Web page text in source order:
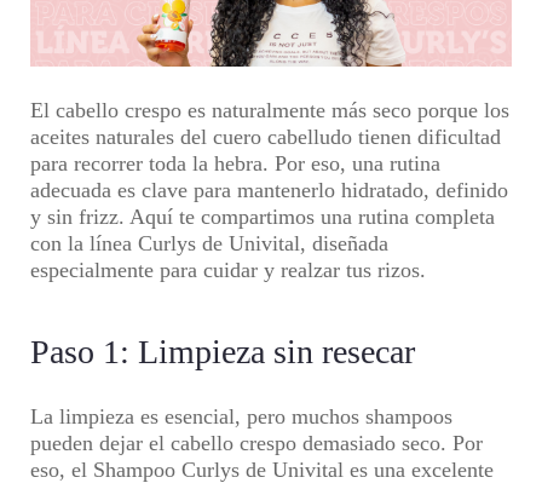
El cabello crespo es naturalmente más seco porque los
aceites naturales del cuero cabelludo tienen dificultad
para recorrer toda la hebra. Por eso, una rutina
adecuada es clave para mantenerlo hidratado, definido
y sin frizz. Aquí te compartimos una rutina completa
con la línea Curlys de Univital, diseñada
especialmente para cuidar y realzar tus rizos.
Paso 1: Limpieza sin resecar
La limpieza es esencial, pero muchos shampoos
pueden dejar el cabello crespo demasiado seco. Por
eso, el Shampoo Curlys de Univital es una excelente